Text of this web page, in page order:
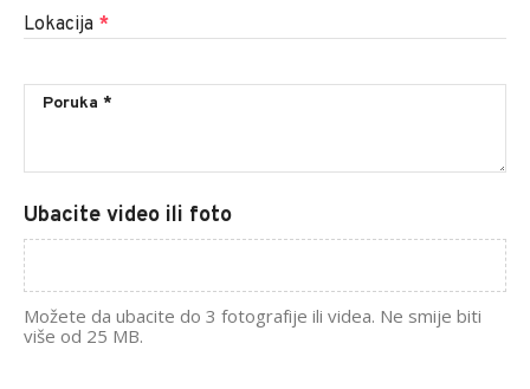
Lokacija *
Ubacite video ili foto
Možete da ubacite do 3 fotografije ili videa. Ne smije biti
više od 25 MB.